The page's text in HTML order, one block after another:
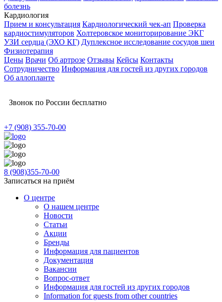
болезнь
Кардиология
Прием и консультация Кардиологический чек-ап Проверка
кардиостимуляторов Холтеровское мониторирование ЭКГ
УЗИ сердца (ЭХО КГ) Дуплексное исследование сосудов шеи
Физиотерапия
Цены Врачи Об артрозе Отзывы Кейсы Контакты
Сотрудничество Информация для гостей из других городов
Об аллопланте
Звонок по России бесплатно
+7 (908) 355-70-00
8 (908)355-70-00
Записаться на приём
О центре
О нашем центре
Новости
Статьи
Акции
Бренды
Информация для пациентов
Документация
Вакансии
Вопрос-ответ
Информация для гостей из других городов
Information for guests from other countries